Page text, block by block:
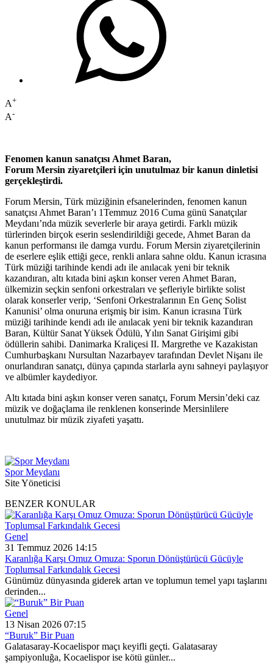
A+
A-
Fenomen kanun sanatçısı Ahmet Baran,
Forum Mersin ziyaretçileri için unutulmaz bir kanun dinletisi
gerçekleştirdi.
Forum Mersin, Türk müziğinin efsanelerinden, fenomen kanun
sanatçısı Ahmet Baran’ı 1Temmuz 2016 Cuma günü Sanatçılar
Meydanı’nda müzik severlerle bir araya getirdi. Farklı müzik
türlerinden birçok eserin seslendirildiği gecede, Ahmet Baran da
kanun performansı ile damga vurdu. Forum Mersin ziyaretçilerinin
de eserlere eşlik ettiği gece, renkli anlara sahne oldu. Kanun icrasına
Türk müziği tarihinde kendi adı ile anılacak yeni bir teknik
kazandıran, altı kıtada bini aşkın konser veren Ahmet Baran,
ülkemizin seçkin senfoni orkestraları ve şefleriyle birlikte solist
olarak konserler verip, ‘Senfoni Orkestralarının En Genç Solist
Kanunisi’ olma onuruna erişmiş bir isim. Kanun icrasına Türk
müziği tarihinde kendi adı ile anılacak yeni bir teknik kazandıran
Baran, Kültür Sanat Yüksek Ödülü, Yılın Sanat Girişimi gibi
ödüllerin sahibi. Danimarka Kraliçesi II. Margrethe ve Kazakistan
Cumhurbaşkanı Nursultan Nazarbayev tarafından Devlet Nişanı ile
onurlandıran sanatçı, dünya çapında starlarla aynı sahneyi paylaşıyor
ve albümler kaydediyor.
Altı kıtada bini aşkın konser veren sanatçı, Forum Mersin’deki caz
müzik ve doğaçlama ile renklenen konserinde Mersinlilere
unutulmaz bir müzik ziyafeti yaşattı.
Spor Meydanı
Site Yöneticisi
BENZER KONULAR
Genel
31 Temmuz 2026 14:15
Karanlığa Karşı Omuz Omuza: Sporun Dönüştürücü Gücüyle
Toplumsal Farkındalık Gecesi
Günümüz dünyasında giderek artan ve toplumun temel yapı taşlarını
derinden...
Genel
13 Nisan 2026 07:15
“Buruk” Bir Puan
Galatasaray-Kocaelispor maçı keyifli geçti. Galatasaray
şampiyonluğa, Kocaelispor ise kötü günler...